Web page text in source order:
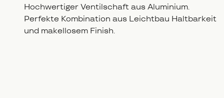
Hochwertiger Ventilschaft aus Aluminium.
Perfekte Kombination aus Leichtbau Haltbarkeit
und makellosem Finish.